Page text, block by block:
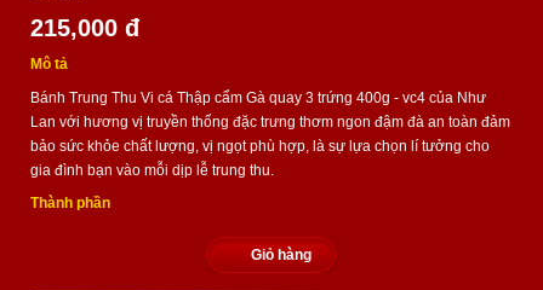
215,000 đ
Mô tả
Bánh Trung Thu Vi cá Thập cẩm Gà quay 3 trứng 400g - vc4 của Như
Lan với hương vị truyền thống đặc trưng thơm ngon đậm đà an toàn đảm
bảo sức khỏe chất lượng, vị ngọt phù hợp, là sự lựa chọn lí tưởng cho
gia đình bạn vào mỗi dịp lễ trung thu.
Thành phần
Giỏ hàng